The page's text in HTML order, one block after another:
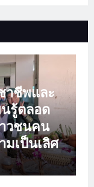
าชีพและ
รู้ตลอด
วชนคน
มเป็นเลิศ